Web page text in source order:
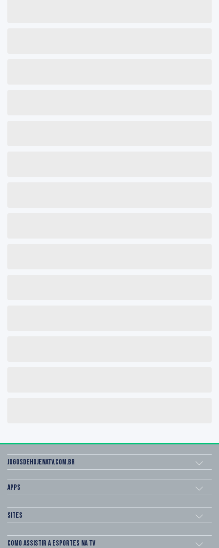
Jogosdehojenatv.com.br
Apps
Sites
Como assistir a esportes na TV